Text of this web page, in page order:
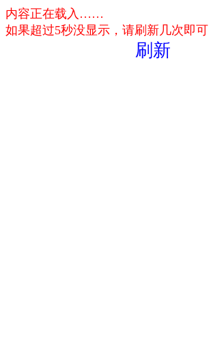
内容正在载入……
如果超过5秒没显示，请刷新几次即可
刷新